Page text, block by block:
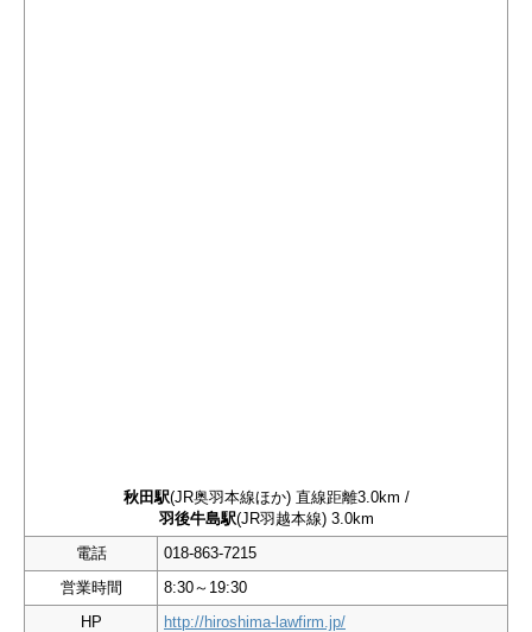
秋田駅(JR奥羽本線ほか) 直線距離3.0km /
羽後牛島駅(JR羽越本線) 3.0km
電話
018-863-7215
営業時間
8:30～19:30
HP
http://hiroshima-lawfirm.jp/